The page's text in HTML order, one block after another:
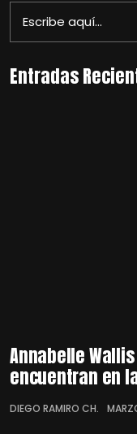
Entradas
Annabelle
encuentran en
DIEGO RAMIRO CH.